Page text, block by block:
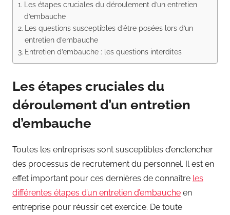
Les étapes cruciales du déroulement d’un entretien
d’embauche
Les questions susceptibles d’être posées lors d’un
entretien d’embauche
Entretien d’embauche : les questions interdites
Les étapes cruciales du
déroulement d’un entretien
d’embauche
Toutes les entreprises sont susceptibles d’enclencher
des processus de recrutement du personnel. Il est en
effet important pour ces dernières de connaître les
différentes étapes d’un entretien d’embauche en
entreprise pour réussir cet exercice. De toute